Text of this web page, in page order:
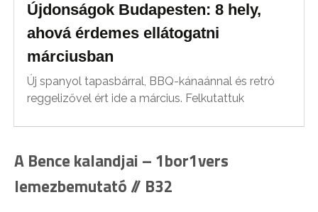
Újdonságok Budapesten: 8 hely,
ahová érdemes ellátogatni
márciusban
Új spanyol tapasbárral, BBQ-kánaánnal és retró
reggelizővel ért ide a március. Felkutattuk
A Bence kalandjai – 1bor1vers
lemezbemutató // B32